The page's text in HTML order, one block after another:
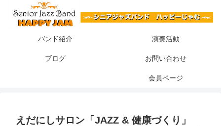
バンド紹介 演奏活動
ブログ お問い合わせ
会員ページ
えだにしサロン「JAZZ & 健康づくり」